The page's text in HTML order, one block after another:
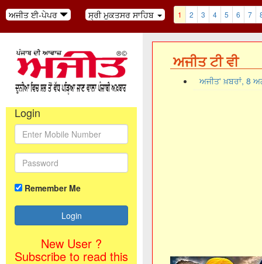
ਅਜੀਤ ਈ-ਪੇਪਰ ਸ੍ਰੀ ਮੁਕਤਸਰ ਸਾਹਿਬ 1 2 3 4 5 6 7
Login
Remember Me
New User ?
Subscribe to read this
ਅਜੀਤ ਟੀ ਵੀ
ਅਜੀਤ' ਖ਼ਬਰਾਂ, 8